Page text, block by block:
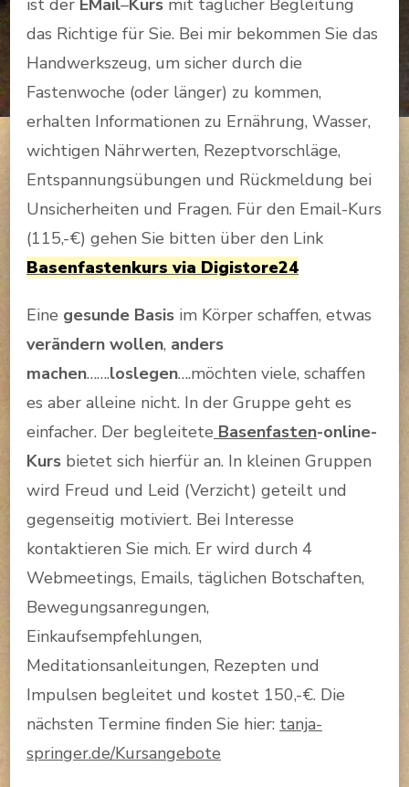
ist der EMail–Kurs mit täglicher Begleitung
das Richtige für Sie. Bei mir bekommen Sie das
Handwerkszeug, um sicher durch die
Fastenwoche (oder länger) zu kommen,
erhalten Informationen zu Ernährung, Wasser,
wichtigen Nährwerten, Rezeptvorschläge,
Entspannungsübungen und Rückmeldung bei
Unsicherheiten und Fragen. Für den Email-Kurs
(115,-€) gehen Sie bitten über den Link
Basenfastenkurs via Digistore24
Eine gesunde Basis im Körper schaffen, etwas
verändern wollen, anders
machen…….loslegen….möchten viele, schaffen
es aber alleine nicht. In der Gruppe geht es
einfacher. Der begleitete Basenfasten-online-
Kurs bietet sich hierfür an. In kleinen Gruppen
wird Freud und Leid (Verzicht) geteilt und
gegenseitig motiviert. Bei Interesse
kontaktieren Sie mich. Er wird durch 4
Webmeetings, Emails, täglichen Botschaften,
Bewegungsanregungen,
Einkaufsempfehlungen,
Meditationsanleitungen, Rezepten und
Impulsen begleitet und kostet 150,-€. Die
nächsten Termine finden Sie hier: tanja-
springer.de/Kursangebote